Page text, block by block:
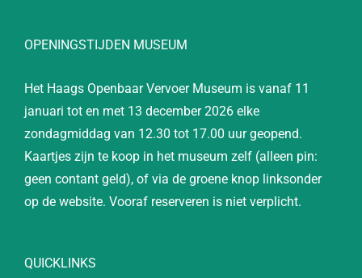
OPENINGSTIJDEN MUSEUM
Het Haags Openbaar Vervoer Museum is vanaf 11
januari tot en met 13 december 2026 elke
zondagmiddag van 12.30 tot 17.00 uur geopend.
Kaartjes zijn te koop in het museum zelf (alleen pin:
geen contant geld), of via de groene knop linksonder
op de website. Vooraf reserveren is niet verplicht.
QUICKLINKS